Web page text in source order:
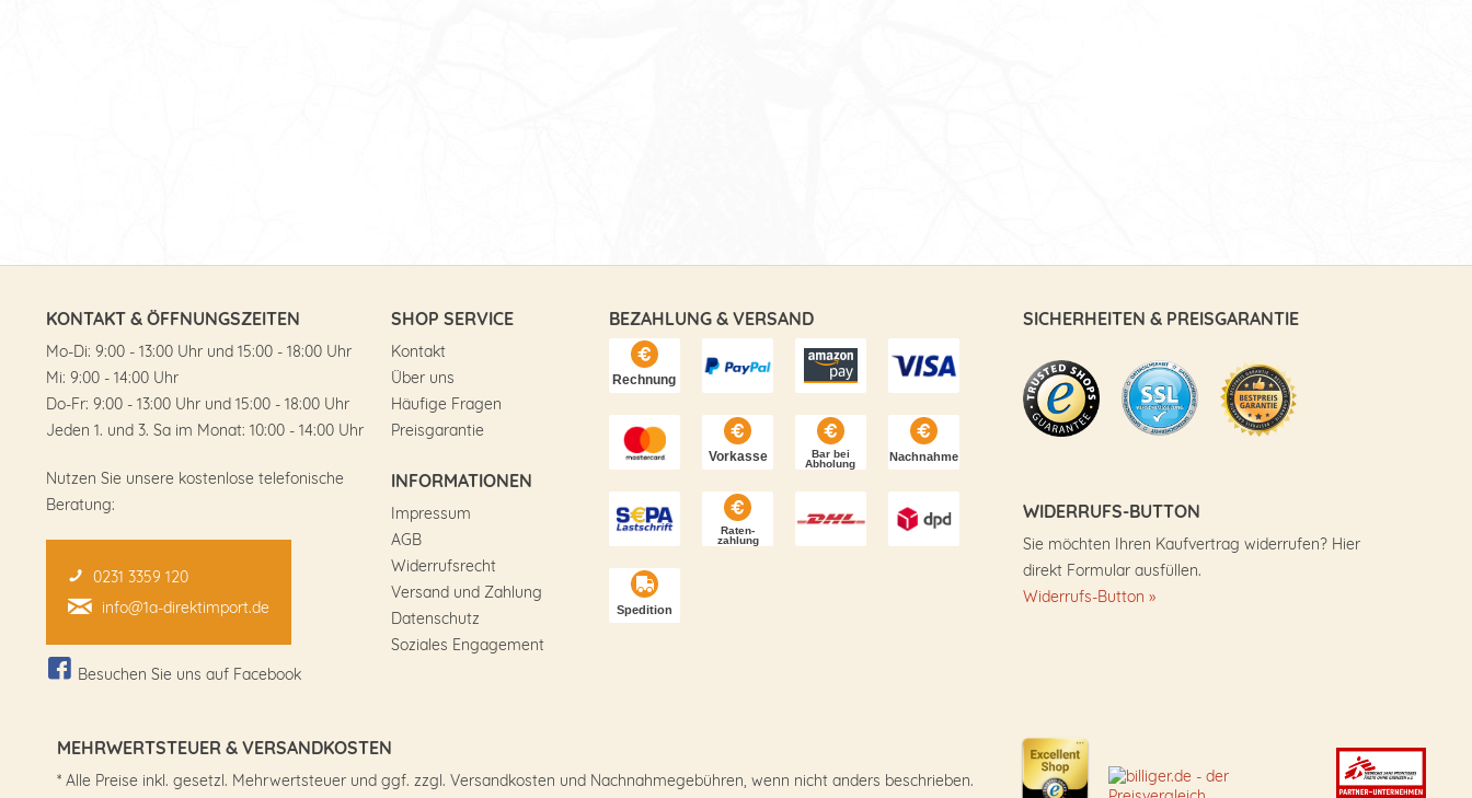
KONTAKT & ÖFFNUNGSZEITEN
Mo-Di: 9:00 - 13:00 Uhr und 15:00 - 18:00 Uhr
Mi: 9:00 - 14:00 Uhr
Do-Fr: 9:00 - 13:00 Uhr und 15:00 - 18:00 Uhr
Jeden 1. und 3. Sa im Monat: 10:00 - 14:00 Uhr
Nutzen Sie unsere kostenlose telefonische
Beratung:
0231 3359 120
info@1a-direktimport.de
Besuchen Sie uns auf Facebook
SHOP SERVICE
Kontakt
Über uns
Häufige Fragen
Preisgarantie
INFORMATIONEN
Impressum
AGB
Widerrufsrecht
Versand und Zahlung
Datenschutz
Soziales Engagement
BEZAHLUNG & VERSAND SICHERHEITEN & PREISGARANTIE
WIDERRUFS-BUTTON
Sie möchten Ihren Kaufvertrag widerrufen? Hier
direkt Formular ausfüllen.
Widerrufs-Button »
MEHRWERTSTEUER & VERSANDKOSTEN
* Alle Preise inkl. gesetzl. Mehrwertsteuer und ggf. zzgl. Versandkosten und Nachnahmegebühren, wenn nicht anders beschrieben.